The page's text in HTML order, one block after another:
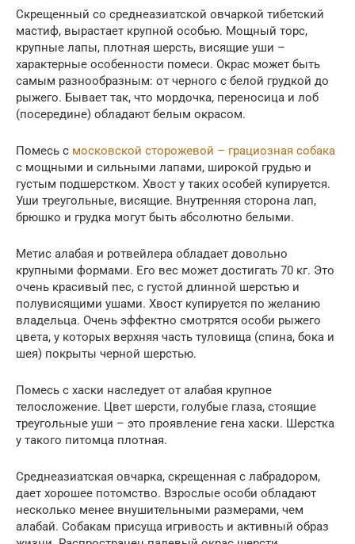
Скрещенный со среднеазиатской овчаркой тибетский
мастиф, вырастает крупной особью. Мощный торс,
крупные лапы, плотная шерсть, висящие уши –
характерные особенности помеси. Окрас может быть
самым разнообразным: от черного с белой грудкой до
рыжего. Бывает так, что мордочка, переносица и лоб
(посередине) обладают белым окрасом.
Помесь с московской сторожевой – грациозная собака
с мощными и сильными лапами, широкой грудью и
густым подшерстком. Хвост у таких особей купируется.
Уши треугольные, висящие. Внутренняя сторона лап,
брюшко и грудка могут быть абсолютно белыми.
Метис алабая и ротвейлера обладает довольно
крупными формами. Его вес может достигать 70 кг. Это
очень красивый пес, с густой длинной шерстью и
полувисящими ушами. Хвост купируется по желанию
владельца. Очень эффектно смотрятся особи рыжего
цвета, у которых верхняя часть туловища (спина, бока и
шея) покрыты черной шерстью.
Помесь с хаски наследует от алабая крупное
телосложение. Цвет шерсти, голубые глаза, стоящие
треугольные уши – это проявление гена хаски. Шерстка
у такого питомца плотная.
Среднеазиатская овчарка, скрещенная с лабрадором,
дает хорошее потомство. Взрослые особи обладают
несколько менее внушительными размерами, чем
алабай. Собакам присуща игривость и активный образ